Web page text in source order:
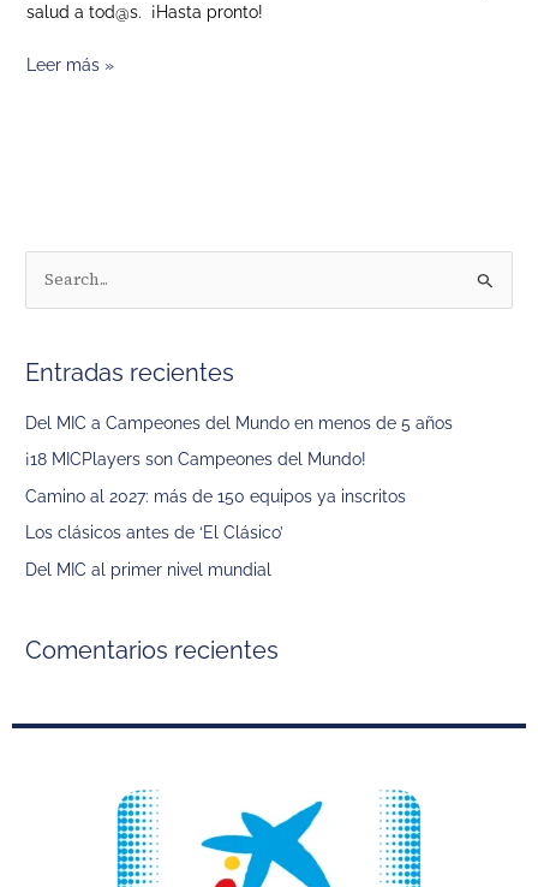
salud a tod@s. ¡Hasta pronto!
Leer más »
c
a
r
:
Entradas recientes
Del MIC a Campeones del Mundo en menos de 5 años
¡18 MICPlayers son Campeones del Mundo!
Camino al 2027: más de 150 equipos ya inscritos
Los clásicos antes de ‘El Clásico’
Del MIC al primer nivel mundial
Comentarios recientes